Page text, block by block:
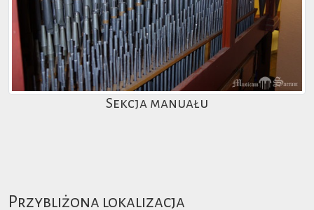
Sekcja manuału
Przybliżona lokalizacja